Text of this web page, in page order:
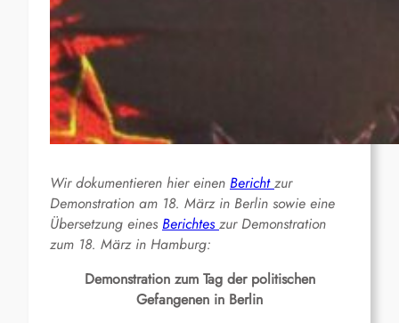
Wir dokumentieren hier einen Berichtzur
Demonstration am 18. März in Berlin sowie eine
Übersetzung eines Berichteszur Demonstration
zum 18. März in Hamburg:
Demonstration zum Tag der politischen
Gefangenen in Berlin